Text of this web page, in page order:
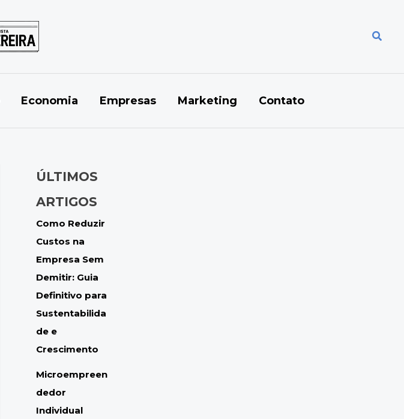
Economia Empresas Marketing Contato
ÚLTIMOS
ARTIGOS
Como Reduzir
Custos na
Empresa Sem
Demitir: Guia
Definitivo para
Sustentabilida
de e
Crescimento
Microempreen
dedor
Individual